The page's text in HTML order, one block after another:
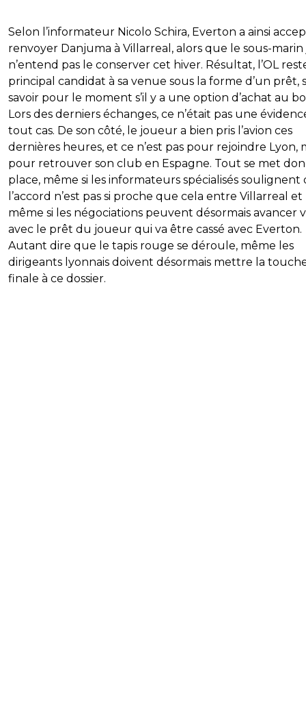
Selon l’informateur Nicolo Schira, Everton a ainsi
renvoyer Danjuma à Villarreal, alors que le sous-
n’entend pas le conserver cet hiver. Résultat, l’OL
principal candidat à sa venue sous la forme d’un prêt,
savoir pour le moment s’il y a une option d’achat au
Lors des derniers échanges, ce n’était pas une
tout cas. De son côté, le joueur a bien pris l’avion ces
dernières heures, et ce n’est pas pour rejoindre Lyon,
pour retrouver son club en Espagne. Tout se met
place, même si les informateurs spécialisés soulignent
l’accord n’est pas si proche que cela entre Villarreal et
même si les négociations peuvent désormais avancer
avec le prêt du joueur qui va être cassé avec Everton.
Autant dire que le tapis rouge se déroule, même les
dirigeants lyonnais doivent désormais mettre la
finale à ce dossier.